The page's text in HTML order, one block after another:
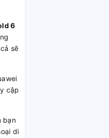
6
sẽ
cập
bạn
di